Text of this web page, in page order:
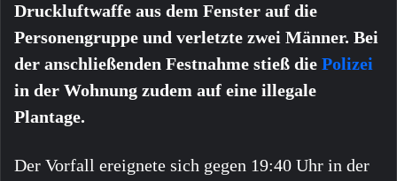
Druckluftwaffe aus dem Fenster auf die
Personengruppe und verletzte zwei Männer. Bei
der anschließenden Festnahme stieß die Polizei
in der Wohnung zudem auf eine illegale
Plantage.
Der Vorfall ereignete sich gegen 19:40 Uhr in der